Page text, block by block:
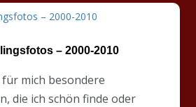
– 2000-2010
mich besondere
die ich schön finde oder